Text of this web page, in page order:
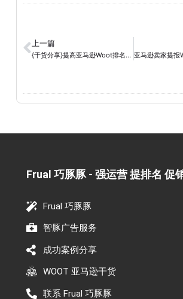
上一篇
{干货分享}提高亚马逊Woot排名的有效方法
Frual 巧豚豚 - 强运营 提排名 促
Frual 巧豚豚
智豚广告服务
成功案例分享
WOOT 亚马逊干货
联系 Frual 巧豚豚